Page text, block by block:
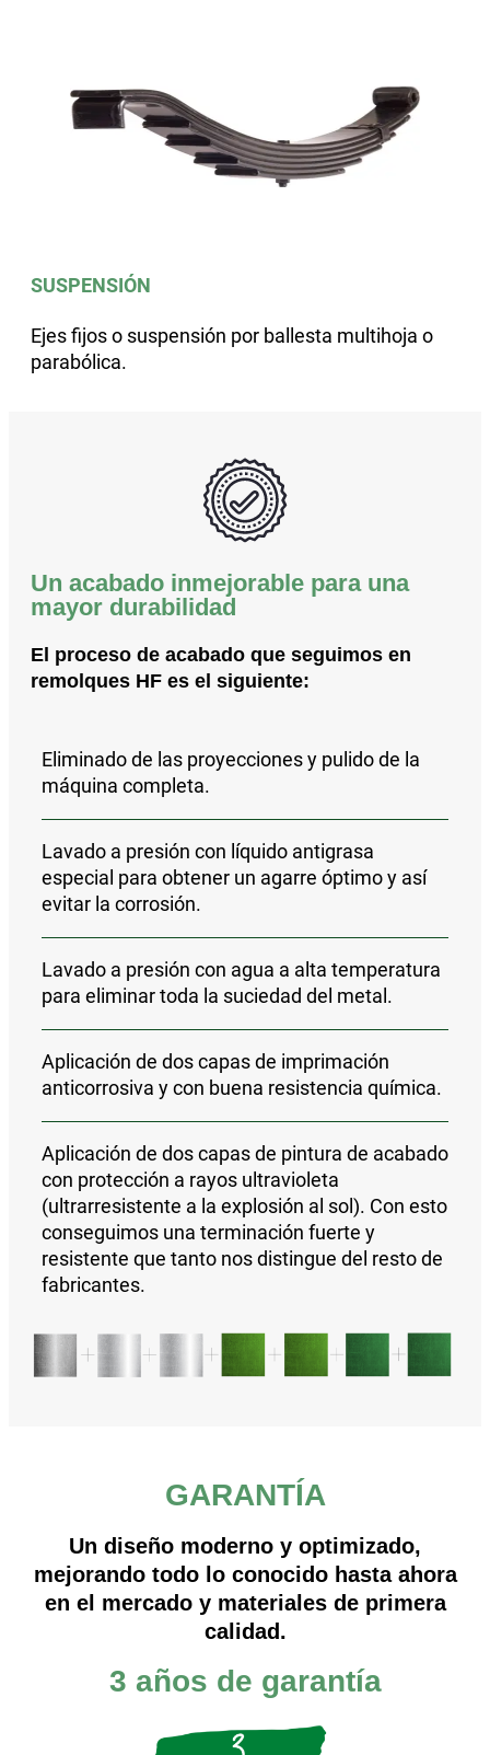
SUSPENSIÓN
Ejes fijos o suspensión por ballesta multihoja o
parabólica.
Un acabado inmejorable para una
mayor durabilidad
El proceso de acabado que seguimos en
remolques HF es el siguiente:
Eliminado de las proyecciones y pulidode la
máquina completa.
Lavado a presión con líquido antigrasa
especial para obtener un agarre óptimo y así
evitar la corrosión.
Lavado a presión con agua a alta temperatura
para eliminar toda la suciedad del metal.
Aplicación de dos capas de imprimación
anticorrosiva y con buena resistencia química.
Aplicación de dos capas de pintura de acabado
con protección a rayos ultravioleta
(ultrarresistente a la explosión al sol). Con esto
conseguimos una terminación fuerte y
resistente que tanto nos distingue del resto de
fabricantes.
GARANTÍA
Un diseño moderno y optimizado,
mejorando todo lo conocido hasta ahora
en el mercado y materiales de primera
calidad.
3 años de garantía